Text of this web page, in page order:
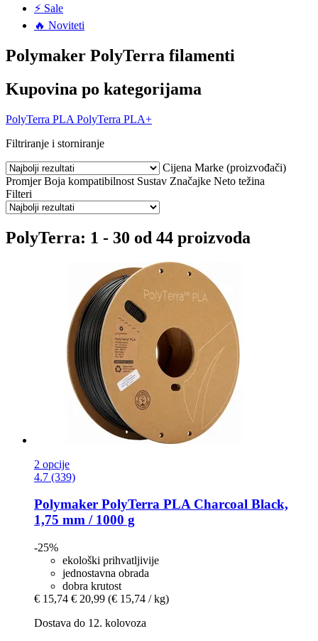
⚡ Sale
🔥 Noviteti
Polymaker PolyTerra filamenti
Kupovina po kategorijama
PolyTerra PLA PolyTerra PLA+
Filtriranje i storniranje
Cijena Marke (proizvođači)
Promjer Boja kompatibilnost Sustav Značajke Neto težina
Filteri
PolyTerra: 1 - 30 od 44 proizvoda
2 opcije
4.7 (339)
Polymaker PolyTerra PLA Charcoal Black,
1,75 mm / 1000 g
-25%
ekološki prihvatljivije
jednostavna obrada
dobra krutost
€ 15,74 € 20,99 (€ 15,74 / kg)
Dostava do 12. kolovoza